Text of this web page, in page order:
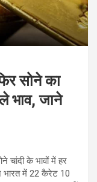
सोने का
भाव, जाने
चांदी के भावों में हर
भारत में 22 कैरेट 10